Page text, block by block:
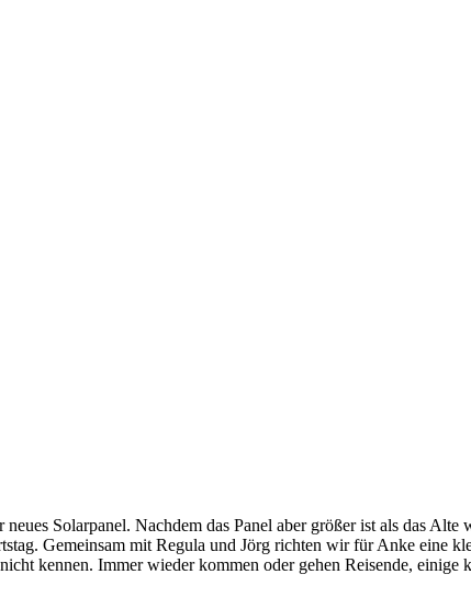
Solarpanel. Nachdem das Panel aber größer ist als das
Gemeinsam mit Regula und Jörg richten wir für Anke eine
kennen. Immer wieder kommen oder gehen Reisende,